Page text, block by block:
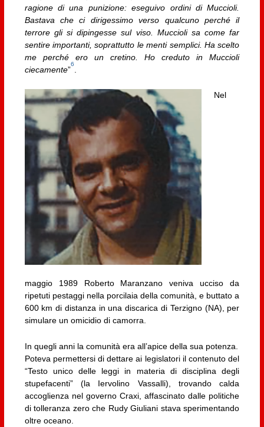
ragione di una punizione: eseguivo ordini di Muccioli.
Bastava che ci dirigessimo verso qualcuno perché il
terrore gli si dipingesse sul viso. Muccioli sa come far
sentire importanti, soprattutto le menti semplici. Ha scelto
me perché ero un cretino. Ho creduto in Muccioli
ciecamente”
6
Nel
maggio 1989 Roberto Maranzano veniva ucciso da
ripetuti pestaggi nella porcilaia della comunità, e buttato a
600 km di distanza in una discarica di Terzigno (NA), per
simulare un omicidio di camorra.
In quegli anni la comunità era all’apice della sua potenza.
Poteva permettersi di dettare ai legislatori il contenuto del
“Testo unico delle leggi in materia di disciplina degli
stupefacenti” (la Iervolino Vassalli), trovando calda
accoglienza nel governo Craxi, affascinato dalle politiche
di tolleranza zero che Rudy Giuliani stava sperimentando
oltre oceano.